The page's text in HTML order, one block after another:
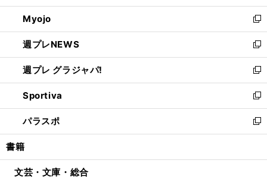
開
く
ウ
で
開
く
ン
ド
ウ
で
開
く
ウ
ィ
ン
ド
ウ
で
開
く
Myojo
新
し
い
ウ
ィ
ン
ド
ウ
で
開
週プレNEWS
新
し
い
ウ
ィ
ン
ド
ウ
開
週プレ グラジャパ!
新
し
い
ウ
ィ
ン
ウ
Sportiva
新
し
い
ウ
ン
パラスポ
新
し
ウ
書籍
文芸・文庫・総合